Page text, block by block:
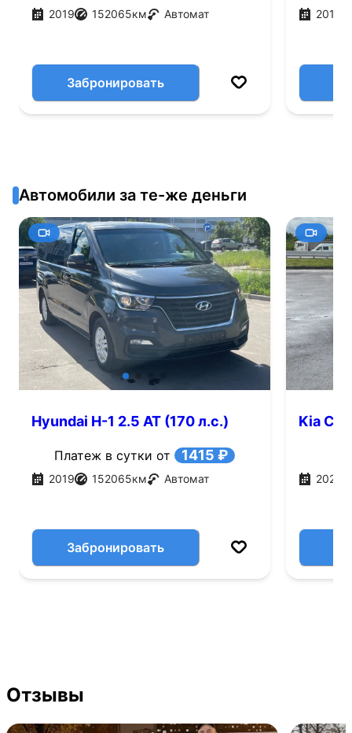
2019 152065км Автомат
Забронировать
2018
Автомобили за те-же деньги
Hyundai H-1 2.5 AT (170 л.с.)
Платеж в сутки от 1415 ₽
2019 152065км Автомат
Забронировать
Kia
2021
Отзывы